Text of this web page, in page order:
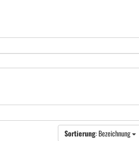
Sortierung: Bezeichnung